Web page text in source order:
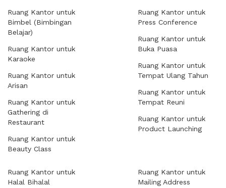
Ruang Kantor untuk
Bimbel (Bimbingan
Belajar)
Ruang Kantor untuk
Karaoke
Ruang Kantor untuk
Arisan
Ruang Kantor untuk
Gathering di
Restaurant
Ruang Kantor untuk
Beauty Class
Ruang Kantor untuk
Press Conference
Ruang Kantor untuk
Buka Puasa
Ruang Kantor untuk
Tempat Ulang Tahun
Ruang Kantor untuk
Tempat Reuni
Ruang Kantor untuk
Product Launching
Ruang Kantor untuk
Halal Bihalal
Ruang Kantor untuk
Mailing Address